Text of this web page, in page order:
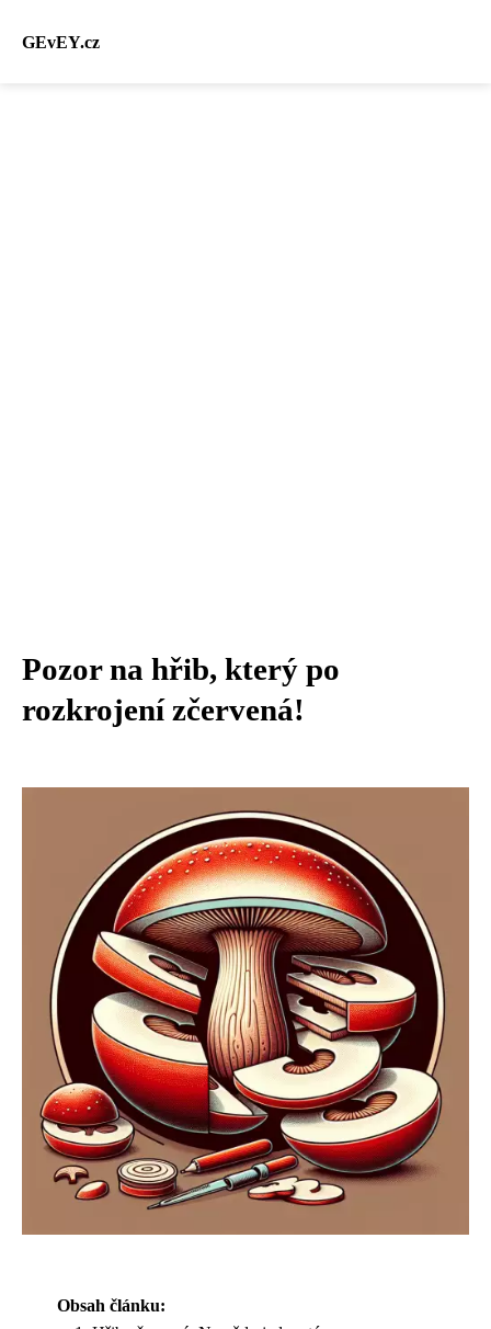
GEvEY.cz
Pozor na hřib, který po
rozkrojení zčervená!
Obsah článku: